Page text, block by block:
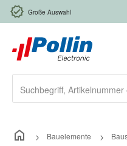
Zum Hauptinhalt springen
Große Auswahl
Bauelemente